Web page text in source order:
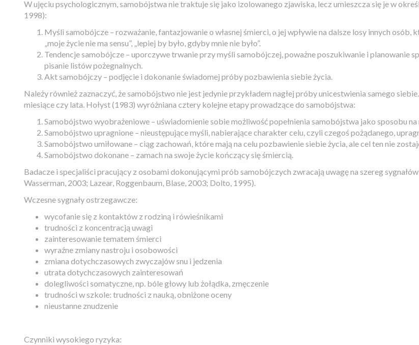
W ujęciu psychologicznym, samobójstwa nie traktuje się jako izolowanego zjawiska, lecz umieszcza się je w
1998):
Myśli samobójcze – rozważanie, fantazjowanie o własnej śmierci, o jej wpływie na dalsze losy innych osób,
„moje życie nie ma sensu”, „lepiej by było, gdyby mnie nie było”.
Tendencje samobójcze – uporczywe trwanie przy myśli samobójczej, poważne poszukiwanie i planowanie
pisanie listów pożegnalnych.
Akt samobójczy – podjęcie i dokonanie świadomej próby pozbawienia siebie życia.
Należy również zaznaczyć, że samobójstwo nie jest jedynie przykładem nagłej próby unicestwienia samego
miesiące czy lata. Hołyst (1983) wyróżniana cztery kolejne etapy prowadzące do samobójstwa:
Samobójstwo wyobrażeniowe – uświadomienie sobie możliwość popełnienia samobójstwa jako sposobu
Samobójstwo upragnione – nieustępujące myśli, nabierające charakter celu, czyli czegoś pożądanego,
Samobójstwo umiłowane – ciąg zachowań, które mają na celu pozbawienie siebie życia, ale cel ten nie
Samobójstwo dokonane – zamach na swoje życie kończący się śmiercią.
Badacze i specjaliści pracujący z osobami dokonującymi prób samobójczych zwracają uwagę na szereg
Wasserman, 2003; Lazear, Roggenbaum, Blase, 2003; Dolto, 1995).
Wczesne sygnały ostrzegawcze:
wycofanie się z kontaktów z rodziną i rówieśnikami
trudności z koncentracją uwagi
zainteresowanie tematem śmierci
wyraźne zmiany nastroju i osobowości
zmiana dotychczasowych zwyczajów snu i jedzenia
utrata dotychczasowych zainteresowań
dolegliwości somatyczne, np. bóle głowy lub żołądka, zmęczenie
trudności w szkole: trudności z nauką, obniżone oceny
nieustanne znudzenie
Czynniki wysokiego ryzyka: